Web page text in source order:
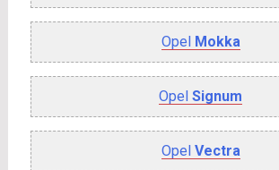
Opel Mokka
OpelSignum
Opel Vectra